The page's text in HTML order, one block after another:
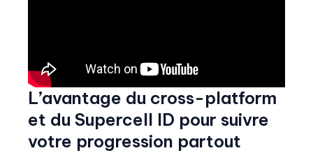
L’avantage du cross-platform
et du Supercell ID pour suivre
votre progression partout